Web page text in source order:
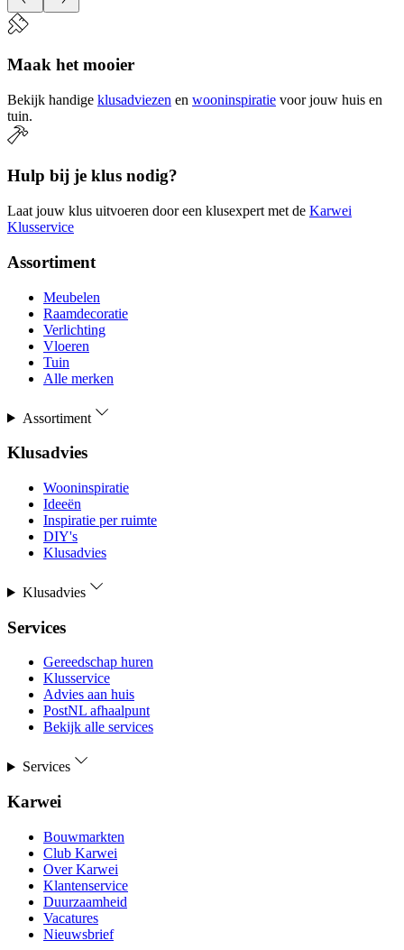
Maak het mooier
Bekijk handige klusadviezen en wooninspiratie voor jouw huis en
tuin.
Hulp bij je klus nodig?
Laat jouw klus uitvoeren door een klusexpert met de Karwei
Klusservice
Assortiment
Meubelen
Raamdecoratie
Verlichting
Vloeren
Tuin
Alle merken
Assortiment
Klusadvies
Wooninspiratie
Ideeën
Inspiratie per ruimte
DIY's
Klusadvies
Klusadvies
Services
Gereedschap huren
Klusservice
Advies aan huis
PostNL afhaalpunt
Bekijk alle services
Services
Karwei
Bouwmarkten
Club Karwei
Over Karwei
Klantenservice
Duurzaamheid
Vacatures
Nieuwsbrief